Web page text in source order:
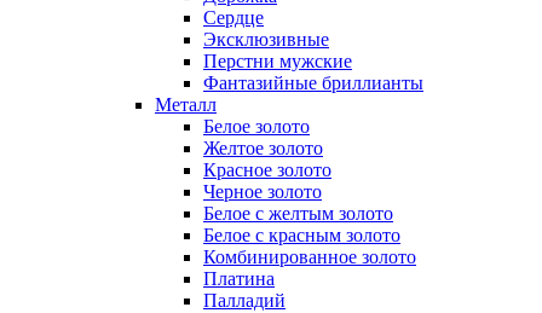
Сердце
Эксклюзивные
Перстни мужские
Фантазийные бриллианты
Металл
Белое золото
Желтое золото
Красное золото
Черное золото
Белое с желтым золото
Белое с красным золото
Комбинированное золото
Платина
Палладий